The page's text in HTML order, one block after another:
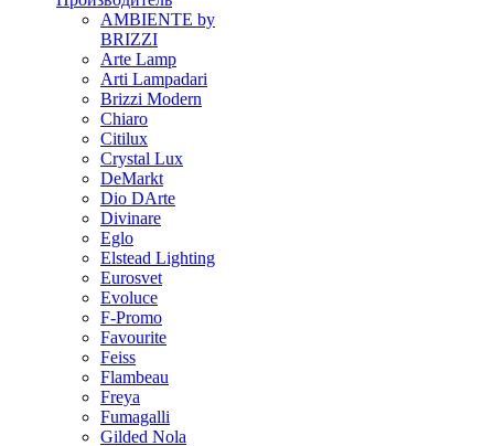
AMBIENTE by
BRIZZI
Arte Lamp
Arti Lampadari
Brizzi Modern
Chiaro
Citilux
Crystal Lux
DeMarkt
Dio DArte
Divinare
Eglo
Elstead Lighting
Eurosvet
Evoluce
F-Promo
Favourite
Feiss
Flambeau
Freya
Fumagalli
Gilded Nola